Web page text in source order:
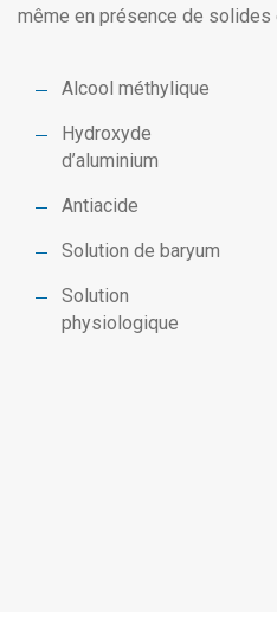
même en présence de solides
Alcool méthylique
Hydroxyde
d’aluminium
Antiacide
Solution de baryum
Solution
physiologique